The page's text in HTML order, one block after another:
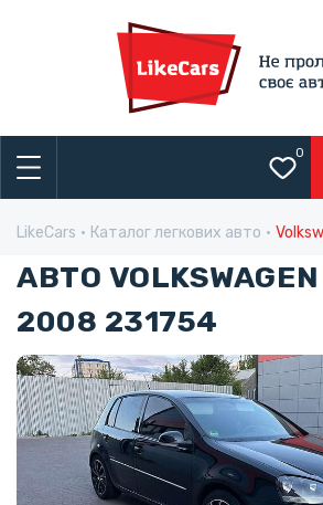
0
LikeCars Каталог легкових авто
АВТО VOLKSWAGEN
2008 231754